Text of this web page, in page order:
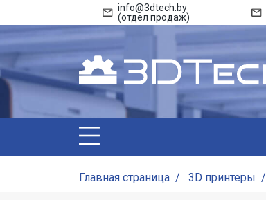
info@3dtech.by
(отдел продаж)
Главная страница / 3D принтеры /